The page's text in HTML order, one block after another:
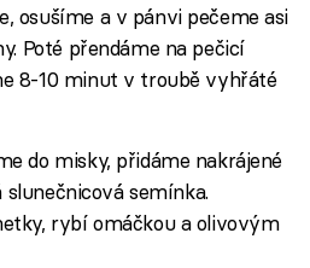
osušíme a v pánvi pečeme asi
Poté přendáme na pečicí
8-10 minut v troubě vyhřáté
do misky, přidáme nakrájené
semínka.
rybí omáčkou a olivovým